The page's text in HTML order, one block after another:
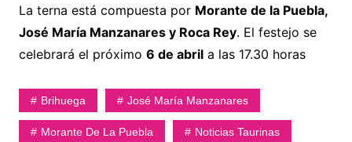
La terna está compuesta por Morante de la Puebla,
José María Manzanares y Roca Rey. El festejo se
celebrará el próximo 6 de abrila las 17.30 horas
Brihuega José María Manzanares
Morante De La Puebla Noticias Taurinas